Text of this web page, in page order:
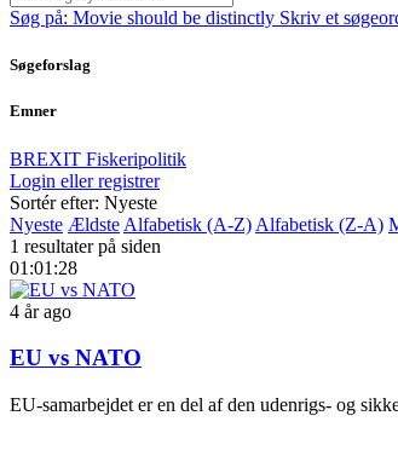
Søg på: Movie should be distinctly Skriv et
Søgeforslag
Emner
BREXIT Fiskeripolitik
Login eller registrer
Sortér efter: Nyeste
Nyeste Ældste Alfabetisk (A-Z) Alfabetisk (Z-A)
1 resultater på siden
01:01:28
4 år ago
EU vs NATO
EU-samarbejdet er en del af den udenrigs- og